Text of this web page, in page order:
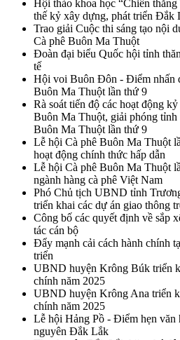
Hội thảo khoa học “Chiến
thế kỷ xây dựng, phát triển Đắk
Trao giải Cuộc thi sáng tạo nội
Cà phê Buôn Ma Thuột
Đoàn đại biểu Quốc hội tỉnh
tế
Hội voi Buôn Đôn - Điểm nhấn
Buôn Ma Thuột lần thứ 9
Rà soát tiến độ các hoạt động
Buôn Ma Thuột, giải phóng
Buôn Ma Thuột lần thứ 9
Lễ hội Cà phê Buôn Ma Thuột
hoạt động chính thức hấp dẫn
Lễ hội Cà phê Buôn Ma Thuột
ngành hàng cà phê Việt Nam
Phó Chủ tịch UBND tỉnh
triển khai các dự án giao thông
Công bố các quyết định về sắp
tác cán bộ
Đẩy mạnh cải cách hành chính
triển
UBND huyện Krông Búk triển
chính năm 2025
UBND huyện Krông Ana triển
chính năm 2025
Lễ hội Hảng Pồ - Điểm hẹn văn
nguyên Đắk Lắk